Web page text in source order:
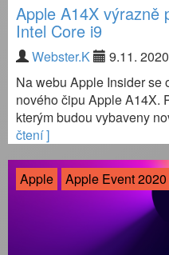
Apple A14X výrazně
Intel Core i9
Webster.K 9.11. 2020
Na webu Apple Insider se
nového čipu Apple A14X.
kterým budou vybaveny
čtení ]
Apple Apple Event 2020